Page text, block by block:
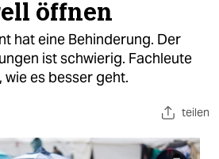
öffnen
hat eine Behinderung. Der
ist schwierig. Fachleute
es besser geht.
teilen